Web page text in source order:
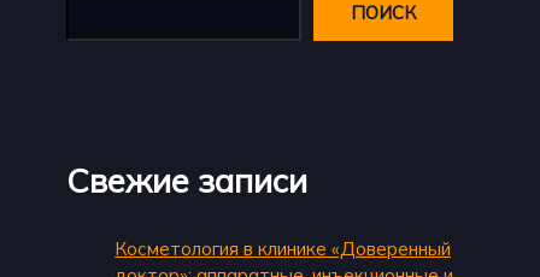
ПОИСК
Свежие записи
Косметология в клинике «Доверенный